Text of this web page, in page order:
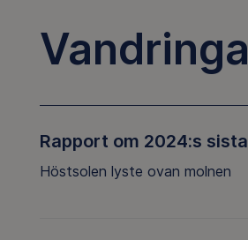
Rapport om 2024:s
Höstsolen lyste ovan molnen